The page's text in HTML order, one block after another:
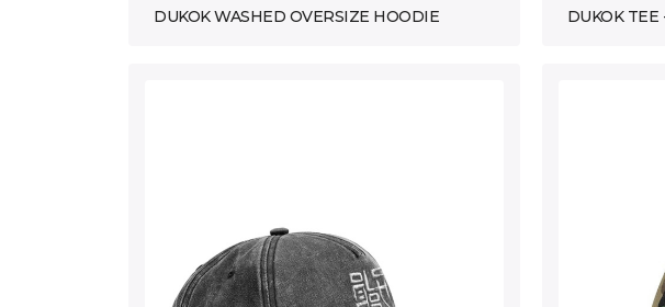
DUKOK WASHED OVERSIZE HOODIE DUKOK TEE